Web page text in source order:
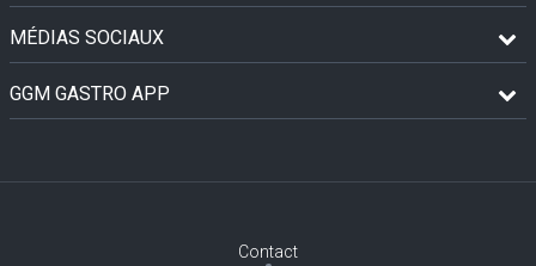
MÉDIAS SOCIAUX
GGM GASTRO APP
Contact